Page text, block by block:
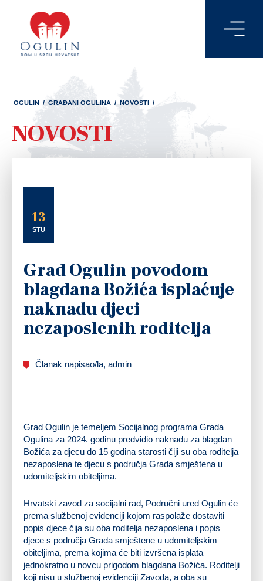
OGULIN / GRAĐANI OGULINA / NOVOSTI /
NOVOSTI
13
STU
Grad Ogulin povodom
blagdana Božića isplaćuje
naknadu djeci
nezaposlenih roditelja
Članak napisao/la, admin
Grad Ogulin je temeljem Socijalnog programa Grada
Ogulina za 2024. godinu predvidio naknadu za blagdan
Božića za djecu do 15 godina starosti čiji su oba roditelja
nezaposlena te djecu s područja Grada smještena u
udomiteljskim obiteljima.
Hrvatski zavod za socijalni rad, Područni ured Ogulin će
prema službenoj evidenciji kojom raspolaže dostaviti
popis djece čija su oba roditelja nezaposlena i popis
djece s područja Grada smještene u udomiteljskim
obiteljima, prema kojima će biti izvršena isplata
jednokratno u novcu prigodom blagdana Božića. Roditelji
koji nisu u službenoj evidenciji Zavoda, a oba su